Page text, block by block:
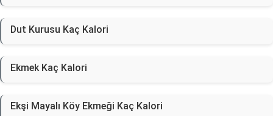
Dut Kurusu Kaç Kalori
Ekmek Kaç Kalori
Ekşi Mayalı Köy Ekmeği Kaç Kalori